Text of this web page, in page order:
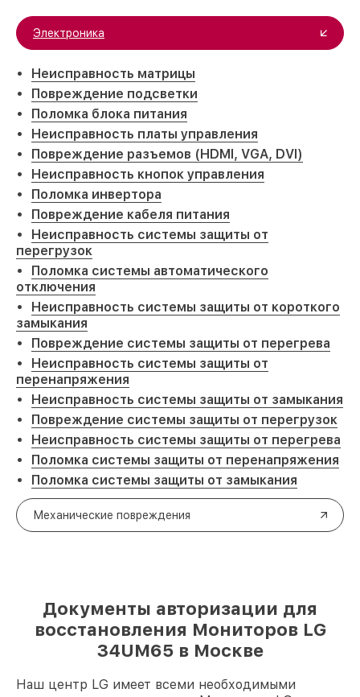
Электроника
Неисправность матрицы
Повреждение подсветки
Поломка блока питания
Неисправность платы управления
Повреждение разъемов (HDMI, VGA, DVI)
Неисправность кнопок управления
Поломка инвертора
Повреждение кабеля питания
Неисправность системы защиты от
перегрузок
Поломка системы автоматического
отключения
Неисправность системы защиты от короткого
замыкания
Повреждение системы защиты от перегрева
Неисправность системы защиты от
перенапряжения
Неисправность системы защиты от замыкания
Повреждение системы защиты от перегрузок
Неисправность системы защиты от перегрева
Поломка системы защиты от перенапряжения
Поломка системы защиты от замыкания
Механические повреждения
Документы авторизации для
восстановления Мониторов LG
34UM65 в Москве
Наш центр LG имеет всеми необходимыми